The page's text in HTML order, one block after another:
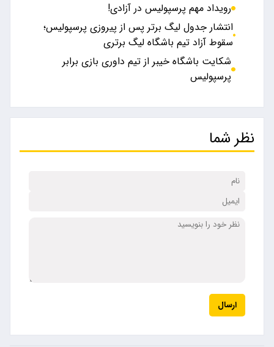
رویداد مهم پرسپولیس در آزادی!
انتشار جدول لیگ برتر پس از پیروزی پرسپولیس؛
سقوط آزاد تیم باشگاه لیگ برتری
شکایت باشگاه خیبر از تیم داوری بازی برابر
پرسپولیس
نظر شما
ارسال